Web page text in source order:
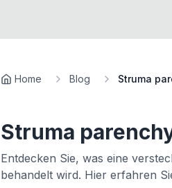
Home Blog Struma
Struma
Entdecken Sie, was eine
behandelt wird. Hier erfahren